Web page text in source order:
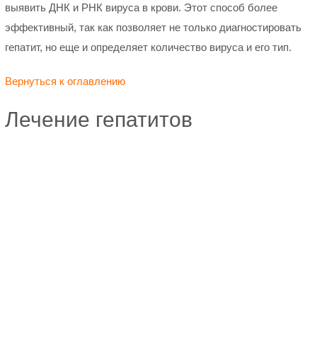
выявить ДНК и РНК вируса в крови. Этот способ более
эффективный, так как позволяет не только диагностировать
гепатит, но еще и определяет количество вируса и его тип.
Вернуться к оглавлению
Лечение гепатитов